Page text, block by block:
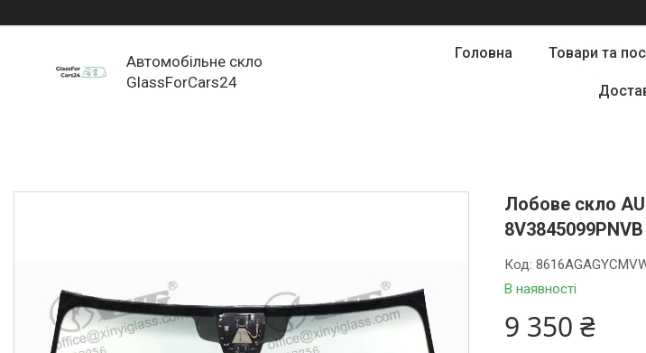
Автомобільне скло
GlassForCars24
Головна Товари та
Лобове скло
8V3845099PNVB
В наявності
Код:
9 350 ₴